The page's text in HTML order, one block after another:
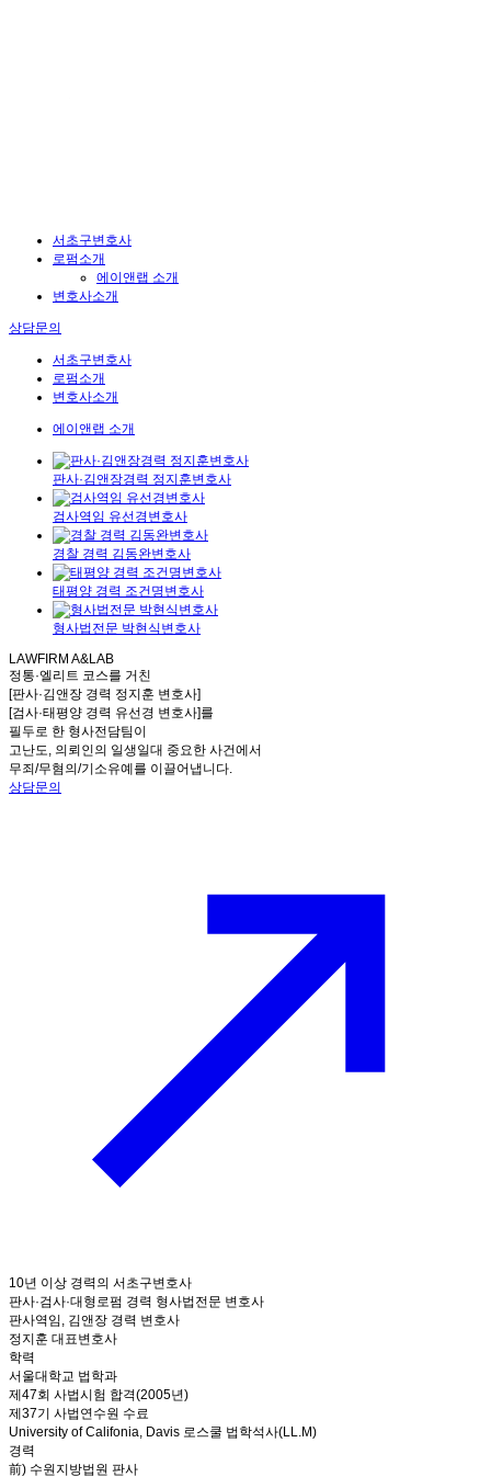
서초구변호사
로펌소개
에이앤랩 소개
변호사소개
상담문의
서초구변호사
로펌소개
변호사소개
에이앤랩 소개
판사·김앤장경력 정지훈변호사
검사역임 유선경변호사
경찰 경력 김동완변호사
태평양 경력 조건명변호사
형사법전문 박현식변호사
LAWFIRM A&LAB
정통·엘리트 코스를 거친
[판사·김앤장 경력 정지훈 변호사]
[검사·태평양 경력 유선경 변호사]를
필두로 한 형사전담팀이
고난도, 의뢰인의 일생일대 중요한 사건에서
무죄/무혐의/기소유예를 이끌어냅니다.
상담문의
10년 이상 경력의 서초구변호사
판사·검사·대형로펌 경력 형사법전문 변호사
판사역임, 김앤장 경력 변호사
정지훈 대표변호사
학력
서울대학교 법학과
제47회 사법시험 합격(2005년)
제37기 사법연수원 수료
University of Califonia, Davis 로스쿨 법학석사(LL.M)
경력
前) 수원지방법원 판사